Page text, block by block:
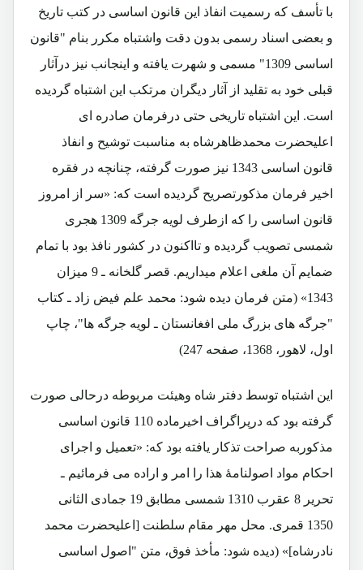
با تأسف که رسمیت انفاذ این قانون اساسی در کتب تاریخ
و بعضی اسناد رسمی بدون دقت واشتباه مکرر بنام "قانون
اساسی 1309" مسمی و شهرت یافته و اینجانب نیز درآثار
قبلی خود به تقلید از آثار دیگران مرتکب این اشتباه گردیده
است. این اشتباه تاریخی حتی درفرمان صادره ای
اعلیحضرت محمدظاهرشاه به مناسبت توشیح و انفاذ
قانون اساسی 1343 نیز صورت گرفته، چنانچه در فقره
اخیر فرمان مذکورتصریح گردیده است که: «سر از امروز
قانون اساسی را که ازطرف لویه جرگه 1309 هجری
شمسی تصویب گردیده و تااکنون در کشور نافذ بود با تمام
ضمایم آن ملغی اعلام میداریم. قصر گلخانه ـ 9 میزان
1343» (متن فرمان دیده شود: محمد علم فیض زاد ـ کتاب
"جرگه های بزرگ ملی افغانستان ـ لویه جرگه ها"، چاپ
اول، لاهور، 1368، صفحه 247)
این اشتباه توسط دفتر شاه وهیئت مربوطه درحالی صورت
گرفته بود که درپراگراف اخیرماده 110 قانون اساسی
مذکوربه صراحت تذکار یافته بود که: «تعمیل و اجرای
احکام مواد اصولنامۀ هذا را امر و اراده می فرمائیم ـ
تحریر 8 عقرب 1310 شمسی مطابق 19 جمادی الثانی
1350 قمری. محل مهر مقام سلطنت [اعلیحضرت محمد
نادرشاه]» (دیده شود: مأخذ فوق، متن "اصول اساسی